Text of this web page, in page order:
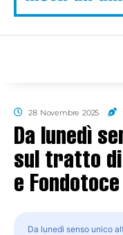
28 Novembre 2025
Da lunedì
sul tratto
e Fondotoce
Da lunedì senso unico